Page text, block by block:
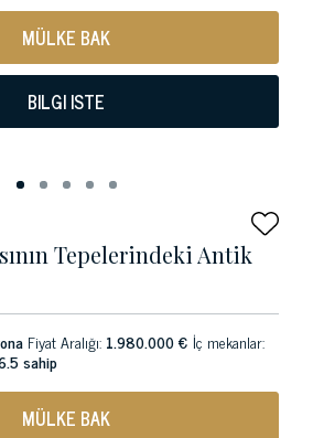
MÜLKE BAK
BILGI ISTE
Tepelerindeki Antik
Fiyat Aralığı: 1.980.000 € İç mekanlar:
sahip
MÜLKE BAK